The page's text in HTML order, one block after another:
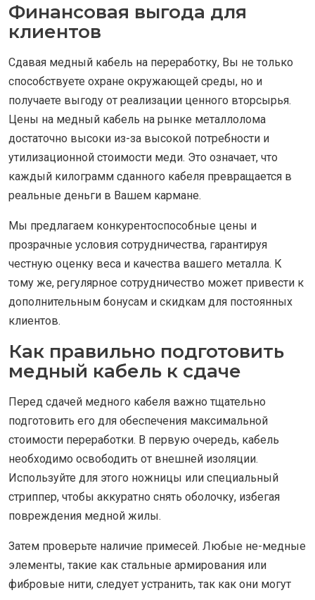
Финансовая выгода для
клиентов
Сдавая медный кабель на переработку, Вы не только
способствуете охране окружающей среды, но и
получаете выгоду от реализации ценного вторсырья.
Цены на медный кабель на рынке металлолома
достаточно высоки из-за высокой потребности и
утилизационной стоимости меди. Это означает, что
каждый килограмм сданного кабеля превращается в
реальные деньги в Вашем кармане.
Мы предлагаем конкурентоспособные цены и
прозрачные условия сотрудничества, гарантируя
честную оценку веса и качества вашего металла. К
тому же, регулярное сотрудничество может привести к
дополнительным бонусам и скидкам для постоянных
клиентов.
Как правильно подготовить
медный кабель к сдаче
Перед сдачей медного кабеля важно тщательно
подготовить его для обеспечения максимальной
стоимости переработки. В первую очередь, кабель
необходимо освободить от внешней изоляции.
Используйте для этого ножницы или специальный
стриппер, чтобы аккуратно снять оболочку, избегая
повреждения медной жилы.
Затем проверьте наличие примесей. Любые не-медные
элементы, такие как стальные армирования или
фибровые нити, следует устранить, так как они могут